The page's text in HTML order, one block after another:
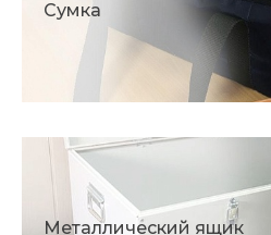
Сумка
Металлический ящик